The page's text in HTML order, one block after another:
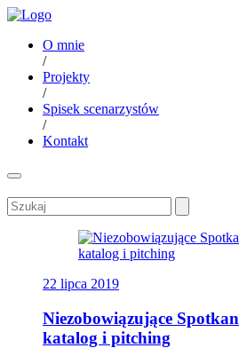
O mnie
/
Projekty
/
Spisek scenarzystów
/
Kontakt
22 lipca 2019
Niezobowiązujące
katalog i pitching